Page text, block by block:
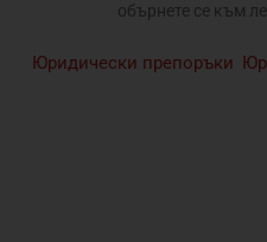
обърнете се към
Юридически препоръки